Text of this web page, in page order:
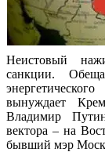
Неистовый
санкции.
вынуждает
Владимир
вектора – на
бывший мэр